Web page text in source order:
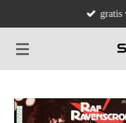
naar
de
gratis